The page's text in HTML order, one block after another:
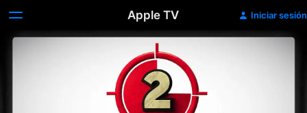
Apple TV Iniciar sesión